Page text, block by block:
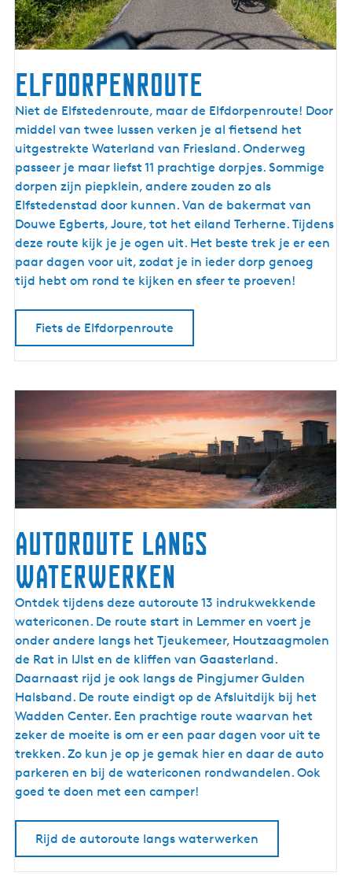
e
r
e
a
Elfdorpenroute
E
l
f
d
o
r
p
e
n
r
Niet de Elfstedenroute, maar de Elfdorpenroute! Door
middel van twee lussen verken je al fietsend het
uitgestrekte Waterland van Friesland. Onderweg
passeer je maar liefst 11 prachtige dorpjes. Sommige
dorpen zijn piepklein, andere zouden zo als
Elfstedenstad door kunnen. Van de bakermat van
Douwe Egberts, Joure, tot het eiland Terherne. Tijdens
deze route kijk je je ogen uit. Het beste trek je er een
paar dagen voor uit, zodat je in ieder dorp genoeg
tijd hebt om rond te kijken en sfeer te proeven!
Fiets de Elfdorpenroute
Autoroute langs
waterwerken
A
u
t
o
r
o
u
t
e
l
a
Ontdek tijdens deze autoroute 13 indrukwekkende
watericonen. De route start in Lemmer en voert je
onder andere langs het Tjeukemeer, Houtzaagmolen
de Rat in IJlst en de kliffen van Gaasterland.
Daarnaast rijd je ook langs de Pingjumer Gulden
Halsband. De route eindigt op de Afsluitdijk bij het
Wadden Center. Een prachtige route waarvan het
zeker de moeite is om er een paar dagen voor uit te
trekken. Zo kun je op je gemak hier en daar de auto
parkeren en bij de watericonen rondwandelen. Ook
goed te doen met een camper!
Rijd de autoroute langs waterwerken